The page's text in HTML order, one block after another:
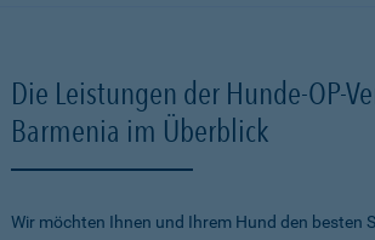
Die Leistungen der Hunde-OP-
Barmenia im Überblick
Wir möchten Ihnen und Ihrem Hund den besten